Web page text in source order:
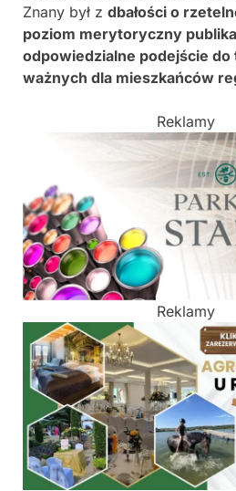
Znany był z dbałości o
poziom merytoryczny
odpowiedzialne podejście
ważnych dla mieszkańców
Reklamy
Reklamy